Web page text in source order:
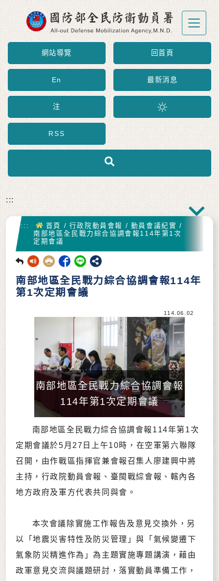
跳到主要內容區塊
網站導覽 回首頁
En 最新消息
注
RSS
:::
::: 首頁 首頁 / 行政院動員會報 / 動員會議紀實 /
南部地區全民戰力綜合協調會報114年第1次
定期會議
回前頁
南部地區全民戰力綜合協調會報114年
第1次定期會議
114.06.02
南部地區全民戰力綜合協調會報
114年第1次定期會議
南部地區全民戰力綜合協調會報114年第1次
定期會議於5月27日上午10時，在空軍第六聯隊
召開，由作戰區指揮官兼會報召集人廖建興中將
主持，行政院動員會報、臺閩戰綜會報、轄內各
地方政府及軍方代表共同與會。
本次會議除實施工作報告及意見交換外，另
以「地震災害特性及防災管理」與「氣候變遷下
氣象防災精進作為」為主題實施專題講演，藉由
政軍意見交流與議題研討，落實動員準備工作，